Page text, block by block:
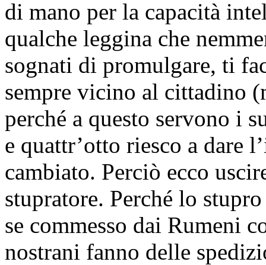
di mano per la capacità
qualche leggina che
sognati di promulgare, ti
sempre vicino al cittadino
perché a questo servono i
e quattr’otto riesco a dare
cambiato. Perciò ecco
stupratore. Perché lo
se commesso dai Rumeni
nostrani fanno delle